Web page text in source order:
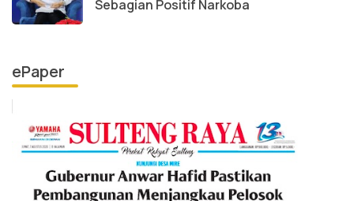
Sebagian Positif Narkoba
ePaper